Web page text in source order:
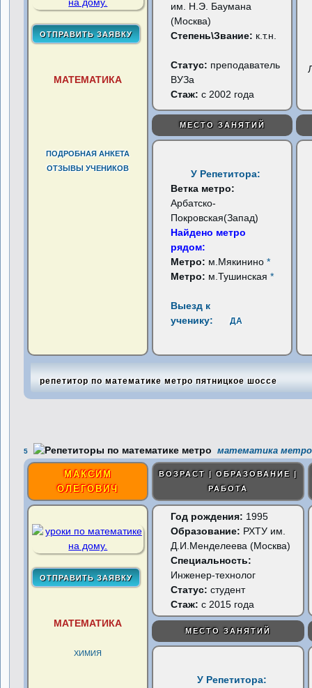
МАТЕМАТИКА
ПОДРОБНАЯ АНКЕТА
ОТЗЫВЫ УЧЕНИКОВ
им. Н.Э. Баумана
(Москва)
Степень\Звание: к.т.н.
Статус: преподаватель
ВУЗа
Стаж: с 2002 года
МЕСТО ЗАНЯТИЙ
У Репетитора:
Ветка метро:
Арбатско-
Покровская(Запад)
Найдено метро
рядом:
Метро: м.Мякинино*
Метро: м.Тушинская*
Выезд к
ученику:
ДА
репетитор по математике метро пятницкое шоссе
5 математика
МАКСИМ
ОЛЕГОВИЧ
ВОЗРАСТ | ОБРАЗОВАНИЕ |
РАБОТА
МАТЕМАТИКА
ХИМИЯ
Год рождения: 1995
Образование: РХТУ им.
Д.И.Менделеева (Москва)
Специальность:
Инженер-технолог
Статус:студент
Стаж: с 2015 года
МЕСТО ЗАНЯТИЙ
У Репетитора: